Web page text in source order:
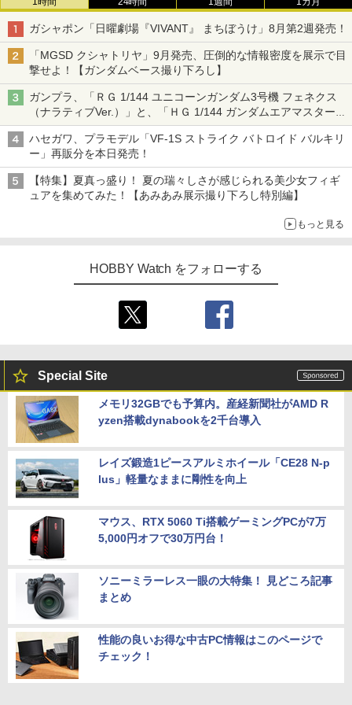
ガシャポン「日曜劇場『VIVANT』 まちぼうけ」8月第2週発売！
「MGSD クシャトリヤ」9月発売、圧倒的な情報密度を展示で目
撃せよ！【ガンダムベース撮り下ろし】
ガンプラ、「ＲＧ 1/144 ユニコーンガンダム3号機 フェネクス
（ナラティブVer.）」と、「ＨＧ 1/144 ガンダムエアマスターバ
ースト」再販
ハセガワ、プラモデル「VF-1S ストライク バトロイド バルキリ
ー」再販分を本日発売！
【特集】夏真っ盛り！ 夏の瑞々しさが感じられる美少女フィギ
ュアを集めてみた！【あみあみ展示撮り下ろし特別編】
もっと見る
HOBBY Watch をフォローする
Special Site
メモリ32GBでも予算内。産経新聞社がAMD R
yzen搭載dynabookを2千台導入
レイズ鍛造1ピースアルミホイール「CE28 N-p
lus」軽量なままに剛性を向上
マウス、RTX 5060 Ti搭載ゲーミングPCが7万
5,000円オフで30万円台！
ソニーミラーレス一眼の大特集！ 見どころ記事
まとめ
性能の良いお得な中古PC情報はこのページで
チェック！